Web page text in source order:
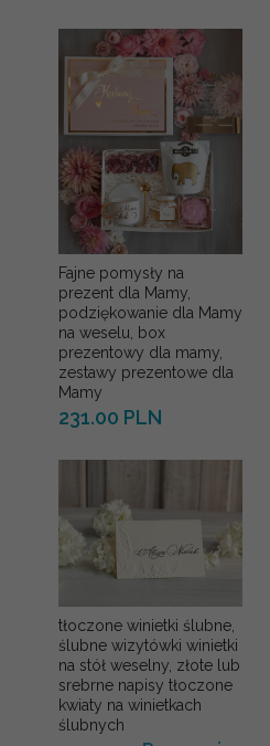
Fajne pomysły na
prezent dla Mamy,
podziękowanie dla Mamy
na weselu, box
prezentowy dla mamy,
zestawy prezentowe dla
Mamy
231.00 PLN
tłoczone winietki ślubne,
ślubne wizytówki winietki
na stół weselny, złote lub
srebrne napisy tłoczone
kwiaty na winietkach
ślubnych